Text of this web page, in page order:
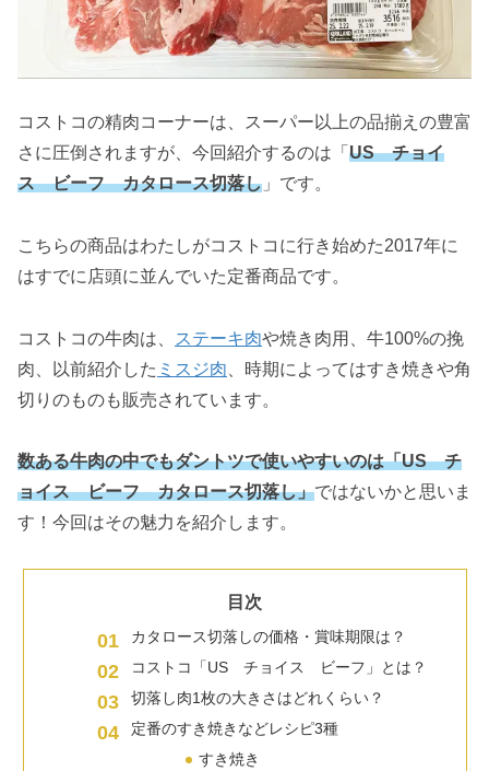
コストコの精肉コーナーは、スーパー以上の品揃えの豊富
さに圧倒されますが、今回紹介するのは「 US チョイ
ス ビーフ カタロース切落し 」です。
こちらの商品はわたしがコストコに行き始めた2017年に
はすでに店頭に並んでいた定番商品です。
コストコの牛肉は、 ステーキ肉や焼き肉用、牛100%の挽
肉、以前紹介した ミスジ肉 、時期によってはすき焼きや角
切りのものも販売されています。
数ある牛肉の中でもダントツで使いやすいのは「US チ
ョイス ビーフ カタロース切落し」ではないかと思いま
す！今回はその魅力を紹介します。
目次
カタロース切落しの価格・賞味期限は？
コストコ「US チョイス ビーフ」とは？
切落し肉1枚の大きさはどれくらい？
定番のすき焼きなどレシピ3種
すき焼き